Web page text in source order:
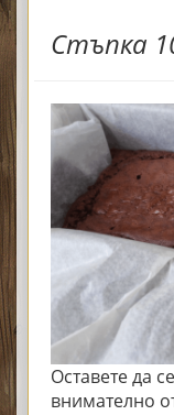
Стъпка
Оставете да
внимателно